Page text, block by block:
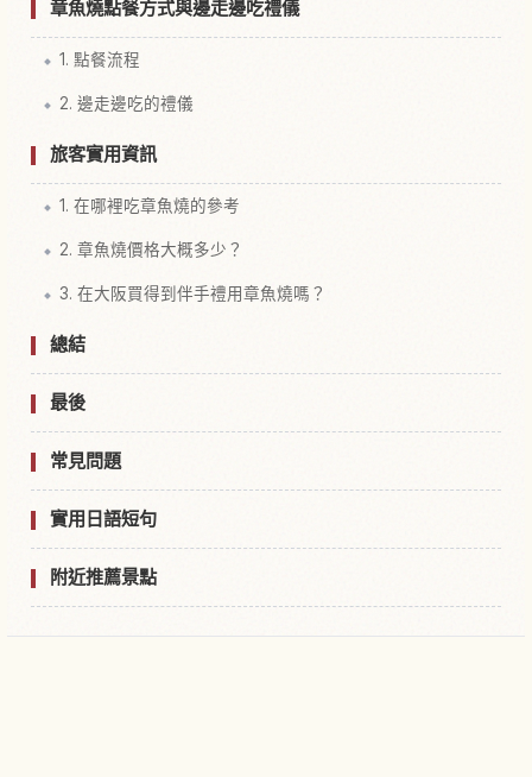
章魚燒點餐方式與邊走邊吃禮儀
1. 點餐流程
2. 邊走邊吃的禮儀
旅客實用資訊
1. 在哪裡吃章魚燒的參考
2. 章魚燒價格大概多少？
3. 在大阪買得到伴手禮用章魚燒嗎？
總結
最後
常見問題
實用日語短句
附近推薦景點